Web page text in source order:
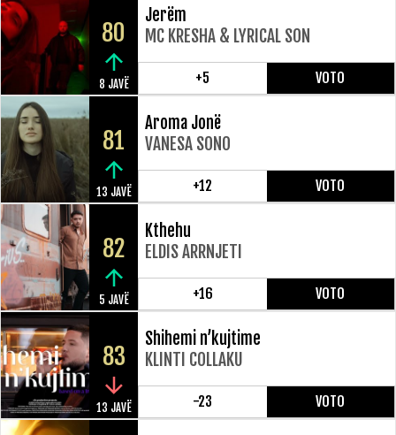
80
8 JAVË
Jerëm
MC KRESHA & LYRICAL SON
+5 VOTO
81
13 JAVË
Aroma Jonë
VANESA SONO
+12 VOTO
82
5 JAVË
Kthehu
ELDIS ARRNJETI
+16 VOTO
83
13 JAVË
Shihemi n’kujtime
KLINTI COLLAKU
-23 VOTO